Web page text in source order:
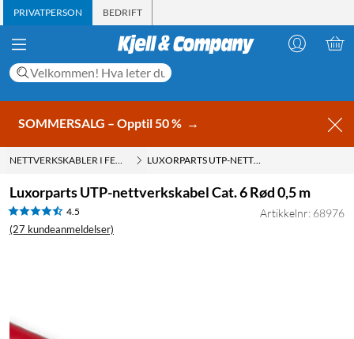
PRIVATPERSON BEDRIFT
SOMMERSALG – Opptil 50 % →
NETTVERKSKABLER I FERDIG LENGDE LUXORPARTS UTP-NETTVERKSKABEL CAT. 6 RØD 0,5 M
Luxorparts UTP-nettverkskabel Cat. 6 Rød 0,5 m
4.5
(27 kundeanmeldelser)
Artikkelnr: 68976